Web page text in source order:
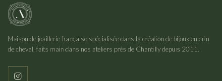
Maison de joaillerie française spécialisée dans la création de bijoux en crin
de cheval, faits main dans nos ateliers près de Chantilly depuis 2011.